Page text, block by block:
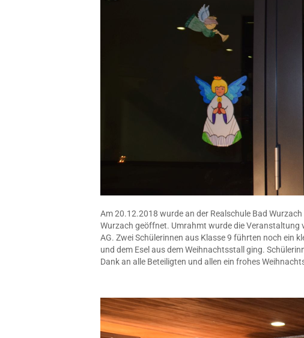
Am 20.12.2018 wurde an der Realschule Bad
Wurzach geöffnet. Umrahmt wurde die Veranstaltung
AG. Zwei Schülerinnen aus Klasse 9 führten noch ein
und dem Esel aus dem Weihnachtsstall ging.
Dank an alle Beteiligten und allen ein frohes